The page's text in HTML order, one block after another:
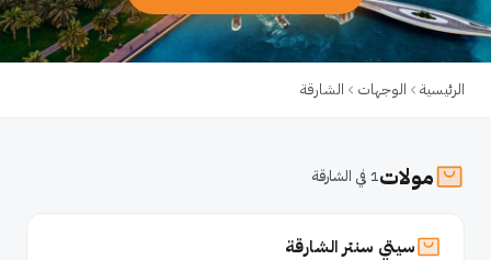
الرئيسية الوجهات الشارقة
مولات1 في الشارقة
سيتي سنتر الشارقة